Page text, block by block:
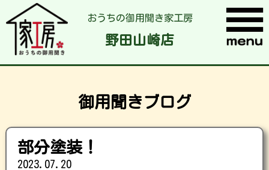
おうちの御用聞き家工房
野田山崎店
御用聞きブログ
部分塗装！
2023.07.20